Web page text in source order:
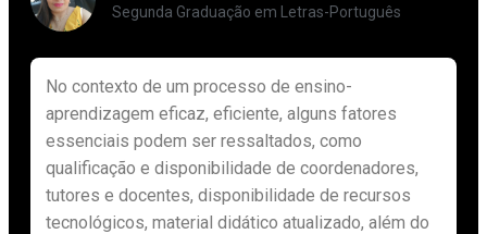
Segunda Graduação em Letras-Português
No contexto de um processo de ensino-
aprendizagem eficaz, eficiente, alguns fatores
essenciais podem ser ressaltados, como
qualificação e disponibilidade de coordenadores,
tutores e docentes, disponibilidade de recursos
tecnológicos, material didático atualizado, além do